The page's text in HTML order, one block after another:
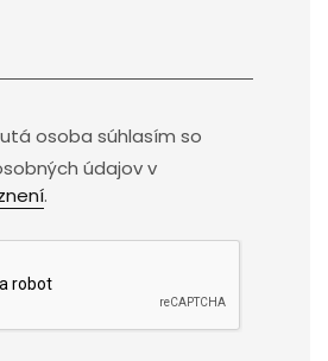
osoba súhlasím so
údajov v
.